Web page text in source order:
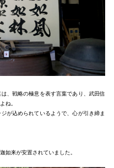
、戦略の極意を表す言葉であり、武田信
ね。
が込められているようで、心が引き締ま
如来が安置されていました。